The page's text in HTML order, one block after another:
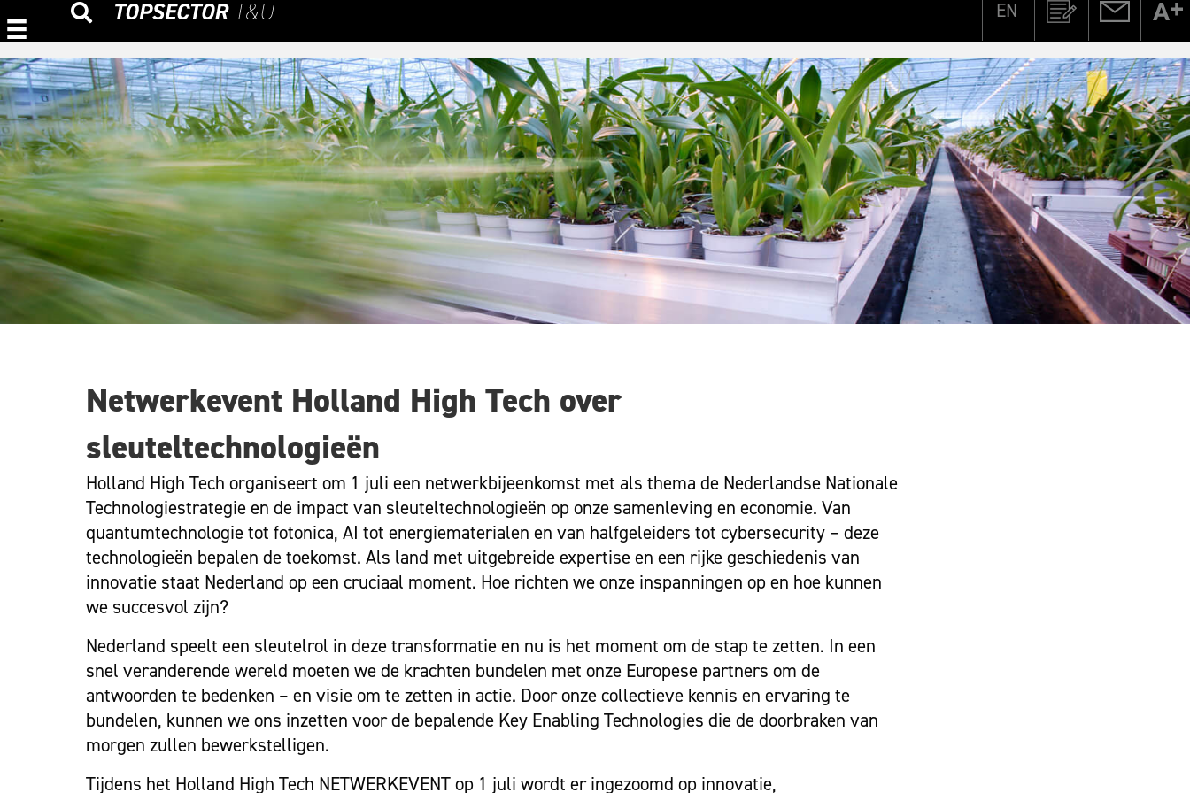
EN
Zoeken
Netwerkevent Holland High Tech over
sleuteltechnologieën
Holland High Tech organiseert om 1 juli een netwerkbijeenkomst met als thema de Nederlandse Nationale
Technologiestrategie en de impact van sleuteltechnologieën op onze samenleving en economie. Van
quantumtechnologie tot fotonica, AI tot energiematerialen en van halfgeleiders tot cybersecurity – deze
technologieën bepalen de toekomst. Als land met uitgebreide expertise en een rijke geschiedenis van
innovatie staat Nederland op een cruciaal moment. Hoe richten we onze inspanningen op en hoe kunnen
we succesvol zijn?
Nederland speelt een sleutelrol in deze transformatie en nu is het moment om de stap te zetten. In een
snel veranderende wereld moeten we de krachten bundelen met onze Europese partners om de
antwoorden te bedenken – en visie om te zetten in actie. Door onze collectieve kennis en ervaring te
bundelen, kunnen we ons inzetten voor de bepalende Key Enabling Technologies die de doorbraken van
morgen zullen bewerkstelligen.
Tijdens het Holland High Tech NETWERKEVENT op 1 juli wordt er ingezoomd op innovatie,